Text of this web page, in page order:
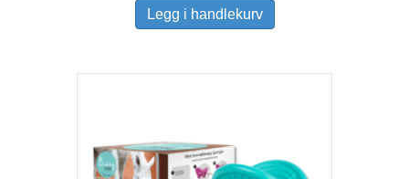
Legg i handlekurv